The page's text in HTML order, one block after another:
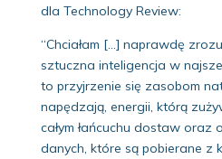
dla Technology Review:
“Chciałam […] naprawdę
sztuczna inteligencja w
to przyjrzenie się zasobom
napędzają, energii, którą
całym łańcuchu dostaw oraz
danych, które są pobierane z